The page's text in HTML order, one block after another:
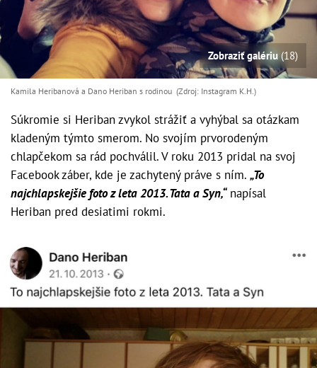
Zobraziť galériu(18)
Kamila Heribanová a Dano Heriban s rodinou (Zdroj: Instagram K.H.)
Súkromie si Heriban zvykol strážiť a vyhýbal sa otázkam
kladeným týmto smerom. No svojím prvorodeným
chlapčekom sa rád pochválil. V roku 2013 pridal na svoj
Facebook záber, kde je zachytený práve s ním. „To
najchlapskejšie foto z leta 2013. Tata a Syn,“napísal
Heriban pred desiatimi rokmi.